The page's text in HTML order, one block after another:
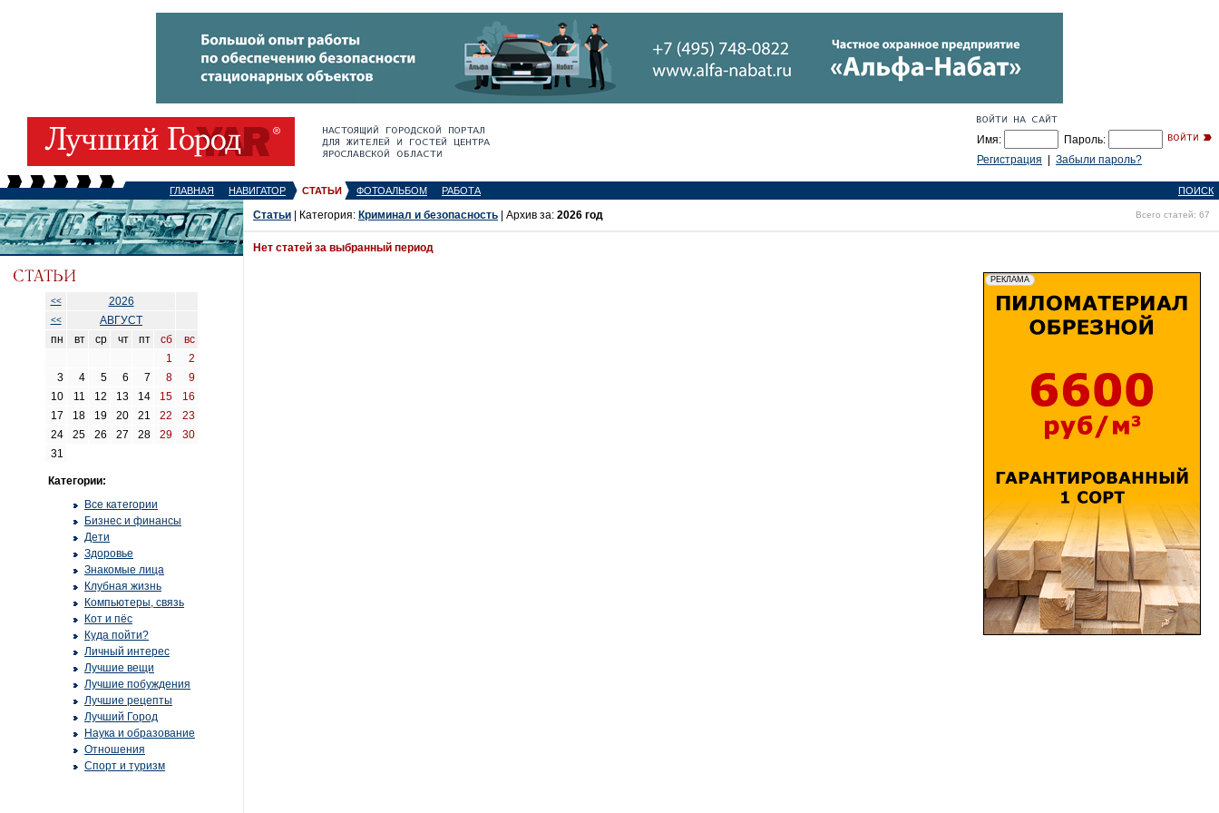
Имя:
Пароль:
Регистрация
Забыли пароль?
ГЛАВНАЯ НАВИГАТОР СТАТЬИ ФОТОАЛЬБОМ РАБОТА ПОИСК
<< 2026
<<
АВГУСТ
пн
вт ср чт пт сб
вс
1
2
3
4 5 6 7 8
9
10
11 12 13 14 15
16
17
18 19 20 21 22
23
24
25 26 27 28 29
30
31
Категории:
Все категории
Бизнес и финансы
Дети
Здоровье
Знакомые лица
Клубная жизнь
Компьютеры, связь
Кот и пёс
Куда пойти?
Личный интерес
Лучшие вещи
Лучшие побуждения
Лучшие рецепты
Лучший Город
Наука и образование
Отношения
Спорт и туризм
Статьи | Категория: Криминал и безопасность | Архив за: 2026 год Всего статей: 67
Нет статей за выбранный период